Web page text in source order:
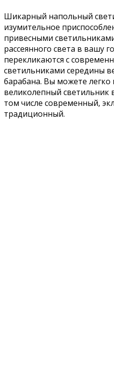
Шикарный напольный
изумительное
привесными
рассеянного света в вашу
перекликаются с
светильниками середины
барабана. Вы можете легко
великолепный светильник
том числе современный,
традиционный.